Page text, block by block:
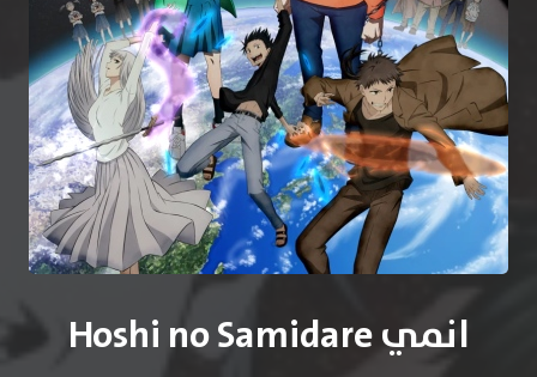
انمي Hoshi no Samidare